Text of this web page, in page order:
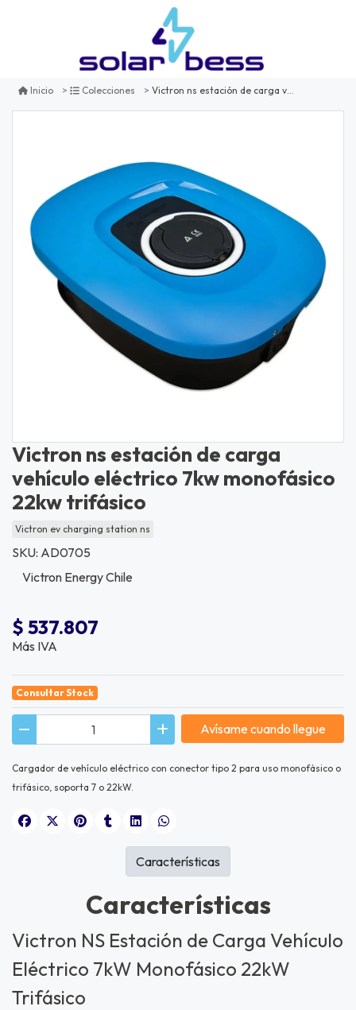
Inicio Colecciones Victron ns estación de carga vehículo eléctrico 7kw monofásico 22kw trifásico
Victron ns estación de carga
vehículo eléctrico 7kw monofásico
22kw trifásico
Victron ev charging station ns
SKU: AD0705
Victron Energy Chile
$ 537.807
Más IVA
Consultar Stock
Avísame cuando llegue
Cargador de vehículo eléctrico con conector tipo 2 para uso monofásico o
trifásico, soporta 7 o 22kW.
Características
Victron NS Estación de Carga Vehículo
Eléctrico 7kW Monofásico 22kW
Trifásico
Características